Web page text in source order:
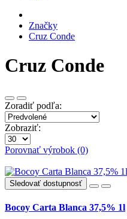
Značky
Cruz Conde
Cruz Conde
Zoradiť podľa:
Zobraziť:
Porovnať výrobok (0)
Sledovať dostupnosť
Bocoy Carta Blanca 37,5% 1l